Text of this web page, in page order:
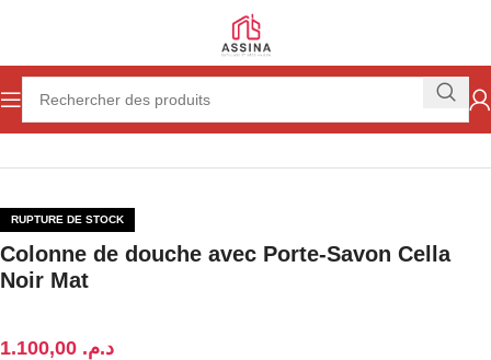
Accueil Salle de bain Colonne douche
RUPTURE DE STOCK
Colonne de douche avec Porte-Savon Cella
Noir Mat
د.م.